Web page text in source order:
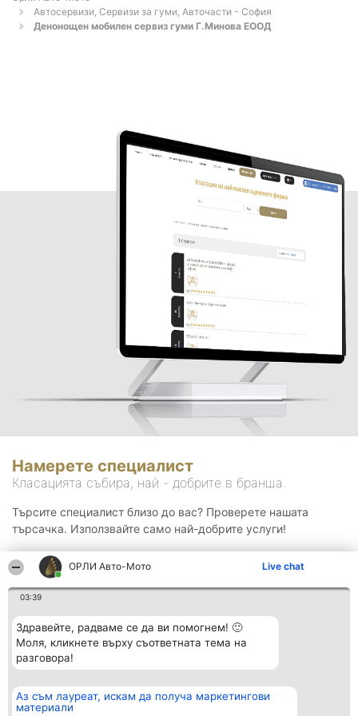
ОРЛИ Aвто-Mото Live chat
03:39
Здравейте, радваме се да ви помогнем! 🙂
Моля, кликнете върху съответната тема на
разговора!
Аз съм лауреат, искам да получа маркетингови
материали
Автосервизи, Сервизи за гуми, Авточасти - София
Денонощен мобилен сервиз гуми Г.Минова ЕООД
Намерете специалист
Класацията събира, най - добрите в бранша.
Търсите специалист близо до вас? Проверете нашата
търсачка. Използвайте само най-добрите услуги!
Организатор на
класиране
Класация Контакти